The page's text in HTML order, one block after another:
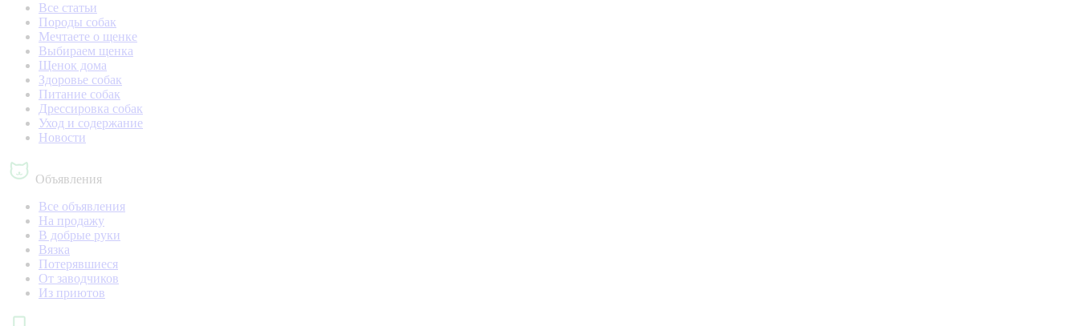
Все статьи
Породы собак
Мечтаете о щенке
Выбираем щенка
Щенок дома
Здоровье собак
Питание собак
Дрессировка собак
Уход и содержание
Новости
Объявления
Все объявления
На продажу
В добрые руки
Вязка
Потерявшиеся
От заводчиков
Из приютов